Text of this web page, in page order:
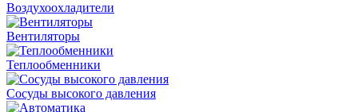
Воздухоохладители
Вентиляторы
Теплообменники
Сосуды высокого давления